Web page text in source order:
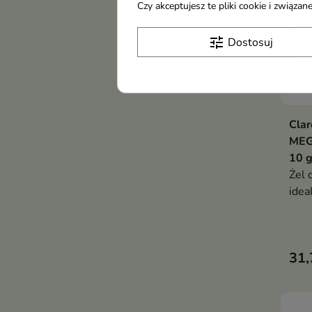
10 g
Żel
Czy akceptujesz te pliki cookie i
tune Dostosuj